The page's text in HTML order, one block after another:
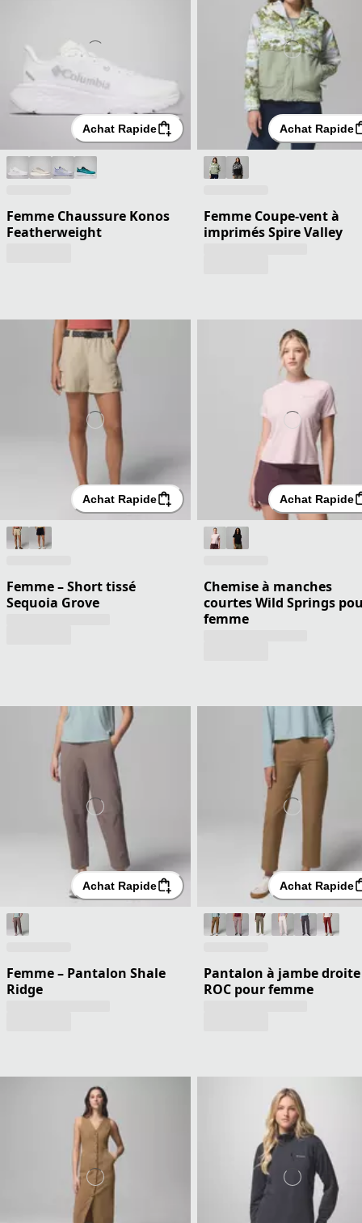
Achat Rapide
Femme Chaussure Konos
Featherweight
Achat Rapide
Femme Coupe-vent à
imprimés Spire Valley
Achat Rapide
Femme – Short tissé
Sequoia Grove
Achat Rapide
Chemise à manches
courtes Wild Springs
femme
Achat Rapide
Femme – Pantalon Shale
Ridge
Achat Rapide
Pantalon à jambe droite
ROC pour femme